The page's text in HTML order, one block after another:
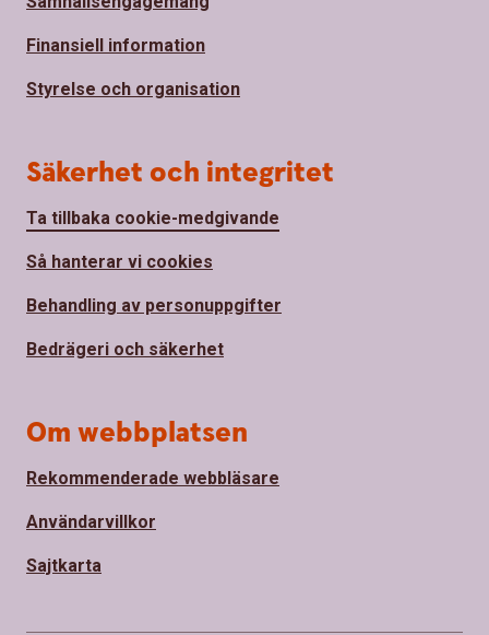
Finansiell information
Styrelse och organisation
Säkerhet och integritet
Ta tillbaka cookie-medgivande
Så hanterar vi cookies
Behandling av personuppgifter
Bedrägeri och säkerhet
Om webbplatsen
Rekommenderade webbläsare
Användarvillkor
Sajtkarta